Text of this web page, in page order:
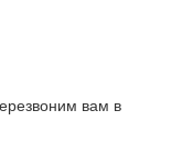
вам в